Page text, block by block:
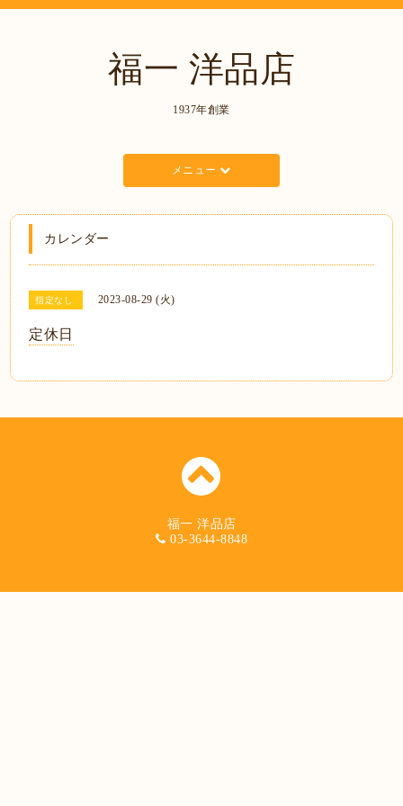
福一 洋品店
1937年創業
メニュー
カレンダー
指定なし 2023-08-29 (火)
定休日
福一 洋品店
03-3644-8848